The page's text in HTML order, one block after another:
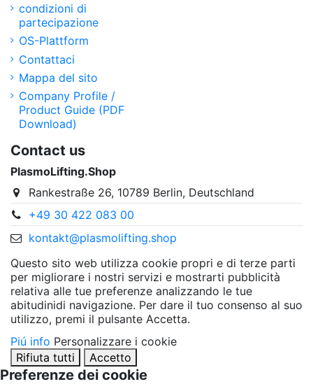
condizioni di
partecipazione
OS-Plattform
Contattaci
Mappa del sito
Company Profile /
Product Guide (PDF
Download)
Contact us
PlasmoLifting.Shop
Rankestraße 26, 10789 Berlin, Deutschland
+49 30 422 083 00
kontakt@plasmolifting.shop
Questo sito web utilizza cookie propri e di terze parti
per migliorare i nostri servizi e mostrarti pubblicità
relativa alle tue preferenze analizzando le tue
abitudinidi navigazione. Per dare il tuo consenso al suo
utilizzo, premi il pulsante Accetta.
Piú info Personalizzare i cookie
Rifiuta tutti
Accetto
Preferenze dei cookie